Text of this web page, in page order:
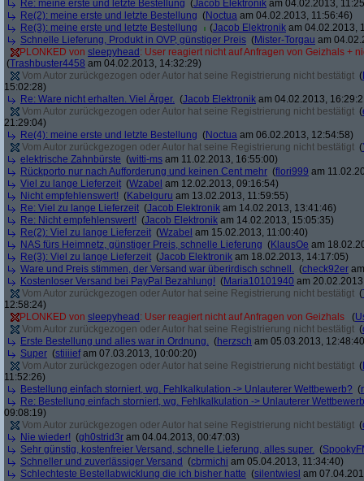
Re: meine erste und letzte Bestellung (Jacob Elektronik am 04.02.2013,
Re(2): meine erste und letzte Bestellung (Noctua am 04.02.2013, 11:56:46)
Re(3): meine erste und letzte Bestellung
(Jacob Elektronik am 04.02.2013,
Schnelle Lieferung, Produkt in OVP, günstiger Preis (Mister-Torgau am
PLONKED von sleepyhead : User reagiert nicht auf Anfragen von Geizhals +
(Trashbuster4458 am 04.02.2013, 14:32:29)
Vom Autor zurückgezogen oder Autor hat seine Registrierung nicht bestätigt (
15:02:28)
Re: Ware nicht erhalten. Viel Ärger. (Jacob Elektronik am 04.02.2013,
Vom Autor zurückgezogen oder Autor hat seine Registrierung nicht bestätigt (
21:29:04)
Re(4): meine erste und letzte Bestellung (Noctua am 06.02.2013, 12:54:58)
Vom Autor zurückgezogen oder Autor hat seine Registrierung nicht bestätigt (
elektrische Zahnbürste (witti-ms am 11.02.2013, 16:55:00)
Rückporto nur nach Aufforderung und keinen Cent mehr (flori999 am
Viel zu lange Lieferzeit (Wzabel am 12.02.2013, 09:16:54)
Nicht empfehlenswert! (Kabelguru am 13.02.2013, 11:59:55)
Re: Viel zu lange Lieferzeit (Jacob Elektronik am 14.02.2013, 13:41:46)
Re: Nicht empfehlenswert! (Jacob Elektronik am 14.02.2013, 15:05:35)
Re(2): Viel zu lange Lieferzeit (Wzabel am 15.02.2013, 11:00:40)
NAS fürs Heimnetz, günstiger Preis, schnelle Lieferung (KlausOe am
Re(3): Viel zu lange Lieferzeit (Jacob Elektronik am 18.02.2013, 14:17:05)
Ware und Preis stimmen, der Versand war überirdisch schnell. (check92er
Kostenloser Versand bei PayPal Bezahlung! (Maria10101940 am
Vom Autor zurückgezogen oder Autor hat seine Registrierung nicht bestätigt (
12:58:24)
PLONKED von sleepyhead : User reagiert nicht auf Anfragen von Geizhals (
Vom Autor zurückgezogen oder Autor hat seine Registrierung nicht bestätigt (
Erste Bestellung und alles war in Ordnung. (herzsch am 05.03.2013,
Super (stiiiiefam 07.03.2013, 10:00:20)
Vom Autor zurückgezogen oder Autor hat seine Registrierung nicht bestätigt (
11:52:26)
Bestellung einfach storniert, wg. Fehlkalkulation -> Unlauterer Wettbewerb? (
Re: Bestellung einfach storniert, wg. Fehlkalkulation -> Unlauterer
09:08:19)
Vom Autor zurückgezogen oder Autor hat seine Registrierung nicht bestätigt (
Nie wieder! (gh0strid3r am 04.04.2013, 00:47:03)
Sehr günstig, kostenfreier Versand, schnelle Lieferung, alles super. (
Schneller und zuverlässiger Versand (cbrmichi am 05.04.2013, 11:34:40)
Schlechteste Bestellabwicklung die ich bisher hatte (silentwiesl am